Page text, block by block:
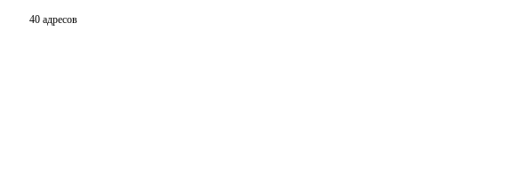
40 адресов